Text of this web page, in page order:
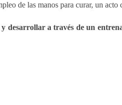
de las manos para curar, un acto
desarrollar a través de un